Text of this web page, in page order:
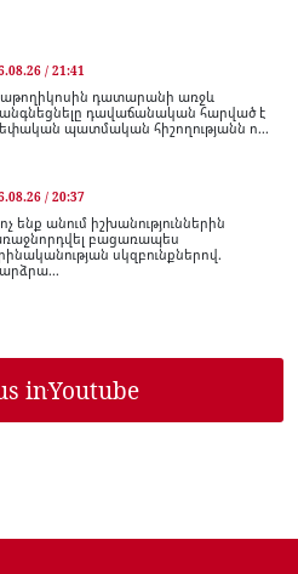
/ 21:41
դատարանի առջև
դավաճանական հարված է
պատմական հիշողությանն ո...
/ 20:37
ենք անում իշխանություններին
բացառապես
սկզբունքներով.
Youtube